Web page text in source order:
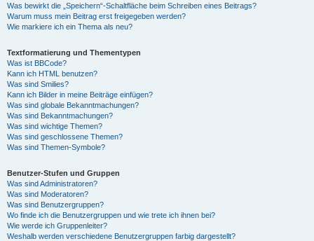
Was bewirkt die „Speichern“-Schaltfläche beim Schreiben eines Beitrags?
Warum muss mein Beitrag erst freigegeben werden?
Wie markiere ich ein Thema als neu?
Textformatierung und Thementypen
Was ist BBCode?
Kann ich HTML benutzen?
Was sind Smilies?
Kann ich Bilder in meine Beiträge einfügen?
Was sind globale Bekanntmachungen?
Was sind Bekanntmachungen?
Was sind wichtige Themen?
Was sind geschlossene Themen?
Was sind Themen-Symbole?
Benutzer-Stufen und Gruppen
Was sind Administratoren?
Was sind Moderatoren?
Was sind Benutzergruppen?
Wo finde ich die Benutzergruppen und wie trete ich ihnen bei?
Wie werde ich Gruppenleiter?
Weshalb werden verschiedene Benutzergruppen farbig dargestellt?